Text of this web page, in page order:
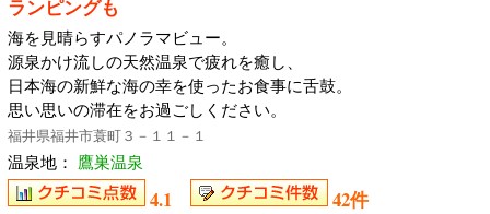
ランピングも
海を見晴らすパノラマビュー。
源泉かけ流しの天然温泉で疲れを癒し、
日本海の新鮮な海の幸を使ったお食事に舌鼓。
思い思いの滞在をお過ごしください。
福井県福井市蓑町３－１１－１
温泉地： 鷹巣温泉
4.1
42件